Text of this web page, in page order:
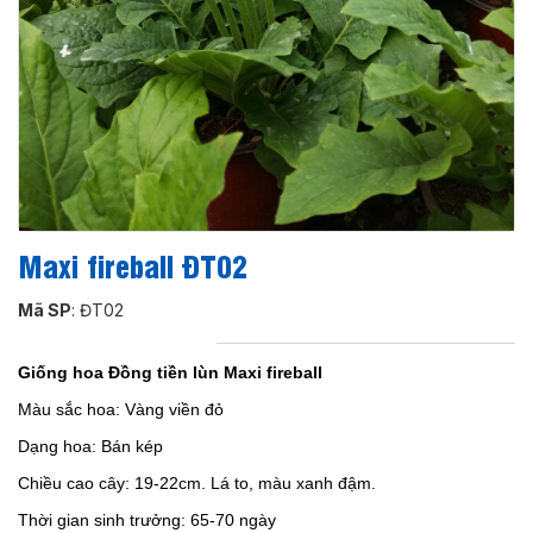
Maxi fireball ĐT02
Mã SP: ĐT02
Giống hoa Đồng tiền lùn Maxi fireball
Màu sắc hoa: Vàng viền đỏ
Dạng hoa: Bán kép
Chiều cao cây: 19-22cm. Lá to, màu xanh đậm.
Thời gian sinh trưởng: 65-70 ngày